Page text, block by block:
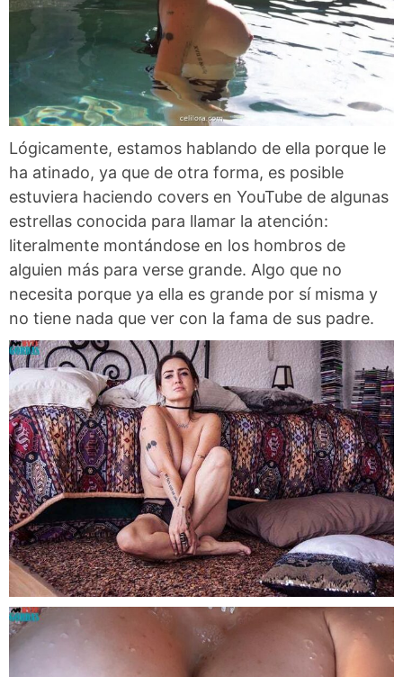
Lógicamente, estamos hablando de ella porque le
ha atinado, ya que de otra forma, es posible
estuviera haciendo covers en YouTube de algunas
estrellas conocida para llamar la atención:
literalmente montándose en los hombros de
alguien más para verse grande. Algo que no
necesita porque ya ella es grande por sí misma y
no tiene nada que ver con la fama de sus padre.